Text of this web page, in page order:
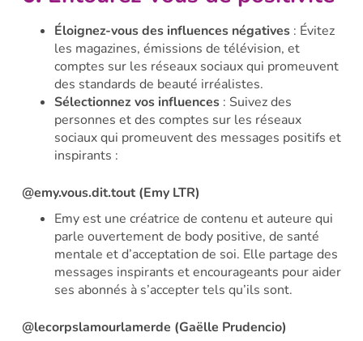
Éloignez-vous des influences négatives: Évitez
les magazines, émissions de télévision, et
comptes sur les réseaux sociaux qui promeuvent
des standards de beauté irréalistes.
Sélectionnez vos influences: Suivez des
personnes et des comptes sur les réseaux
sociaux qui promeuvent des messages positifs et
inspirants :
@emy.vous.dit.tout (Emy LTR)
Emy est une créatrice de contenu et auteure qui
parle ouvertement de body positive, de santé
mentale et d’acceptation de soi. Elle partage des
messages inspirants et encourageants pour aider
ses abonnés à s’accepter tels qu’ils sont.
@lecorpslamourlamerde (Gaëlle Prudencio)